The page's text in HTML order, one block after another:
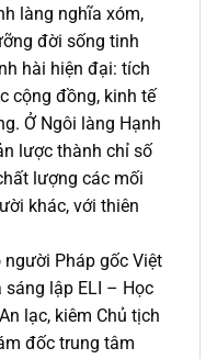
làng nghĩa xóm,
đời sống tinh
hài hiện đại: tích
cộng đồng, kinh tế
Ở Ngôi làng Hạnh
lược thành chỉ số
lượng các mối
khác, với thiên
Pháp gốc Việt
lập ELI – Học
lạc, kiêm Chủ tịch
đốc trung tâm